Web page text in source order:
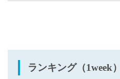
ランキング（1week）